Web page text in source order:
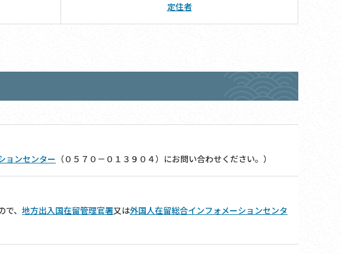
定住者
ョンセンター （０５７０－０１３９０４）にお問い合わせください。）
、 地方出入国在留管理官署又は外国人在留総合インフォメーションセンタ